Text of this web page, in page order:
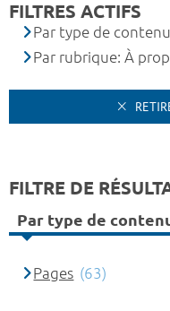
FILTRES ACTIFS
Par type de
Par rubrique: À
FILTRE DE
Par type de
Pages (63)